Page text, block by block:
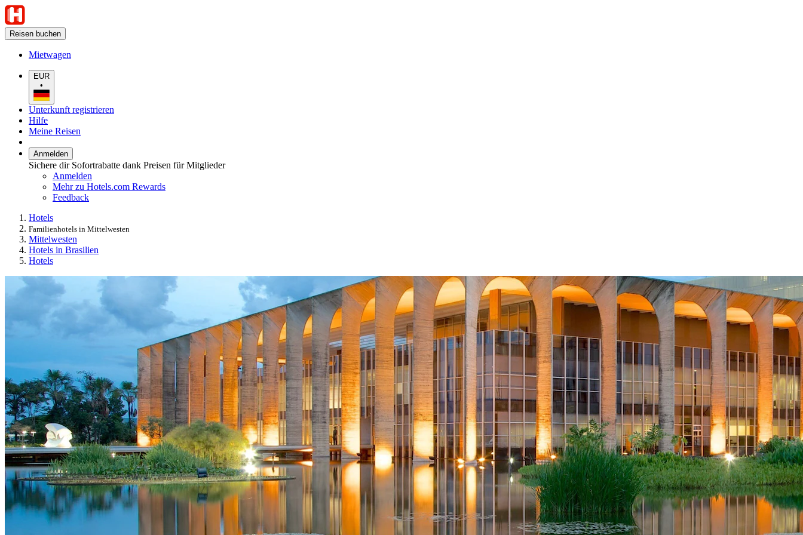
Reisen buchen
Mietwagen
EUR
•
Unterkunft registrieren
Hilfe
Meine Reisen
Anmelden
Sichere dir Sofortrabatte dank Preisen für Mitglieder
Anmelden
Mehr zu Hotels.com Rewards
Feedback
Hotels
Familienhotels in Mittelwesten
Mittelwesten
Hotels in Brasilien
Hotels